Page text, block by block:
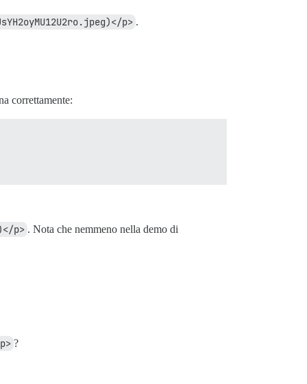
p> .
correttamente:
p> . Nota che nemmeno nella demo di
?